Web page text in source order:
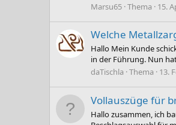
Marsu65 Thema 15.
Welche
Hallo Mein Kunde
in der Führung. Nun
daTischla Thema 13.
Vollauszüge für
Hallo zusammen, ich